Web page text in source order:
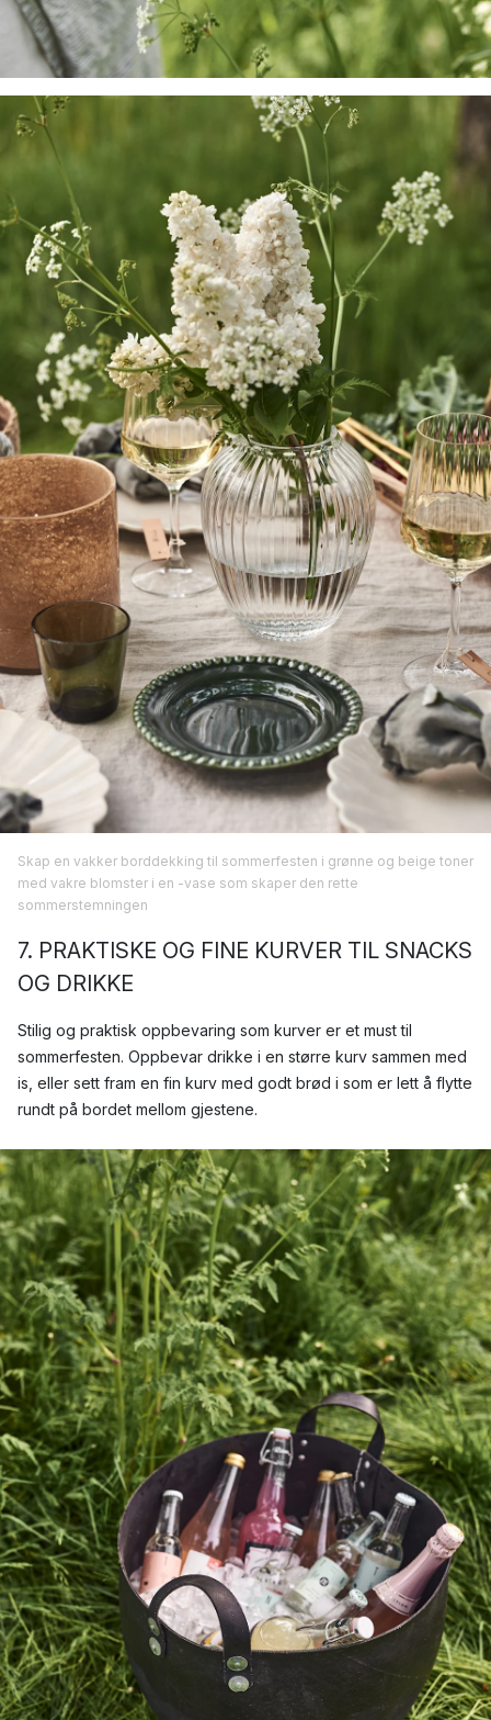
Skap en vakker borddekking til sommerfesten i grønne og beige toner
med vakre blomster i en -vase som skaper den rette
sommerstemningen
7. PRAKTISKE OG FINE KURVER TIL SNACKS
OG DRIKKE
Stilig og praktisk oppbevaring som kurver er et must til
sommerfesten. Oppbevar drikke i en større kurv sammen med
is, eller sett fram en fin kurv med godt brød i som er lett å flytte
rundt på bordet mellom gjestene.